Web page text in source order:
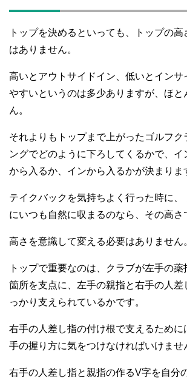
トップを決めるといっても、トップの
はありません。
高いとアウトサイドイン、低いとインサ
やすいというのは多少ありますが、ほと
ん。
それよりもトップまで上がったゴルフク
ングでどのように下ろしてくるかで、イ
から入るか、インから入るかが決まりま
テイクバックを気持ちよく行った時に、
にいつも自然に収まるのなら、その高さ
高さを意識して変える必要はありません
トップで重要なのは、クラブが左手の薬
箇所を支点に、左手の親指と右手の人差
っかり支えられているかです。
右手の人差し指の付け根で支えるために
手の握り方に気をつけなければいけませ
右手の人差し指と親指の作るV字を自分